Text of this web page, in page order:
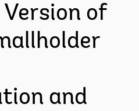
of
and